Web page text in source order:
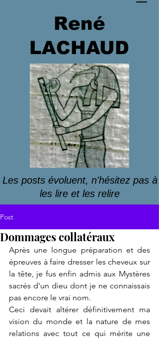
René
LACHAUD
Les posts évoluent, n'hésitez pas à
les lire et les relire
Post
Dommages collatéraux
Après une longue préparation et des
épreuves à faire dresser les cheveux sur
la tête, je fus enfin admis aux Mystères
sacrés d'un dieu dont je ne connaissais
pas encore le vrai nom.
Ceci devait altérer définitivement ma
vision du monde et la nature de mes
relations avec tout ce qui mérite une